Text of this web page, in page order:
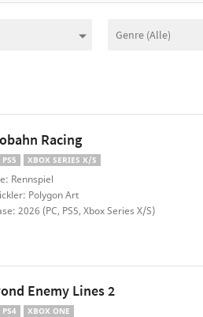
Racing
PS5 XBOX SERIES X/S
Rennspiel
Polygon Art
2026 (PC, PS5, Xbox Series X/S)
Enemy Lines 2
PS4 XBOX ONE